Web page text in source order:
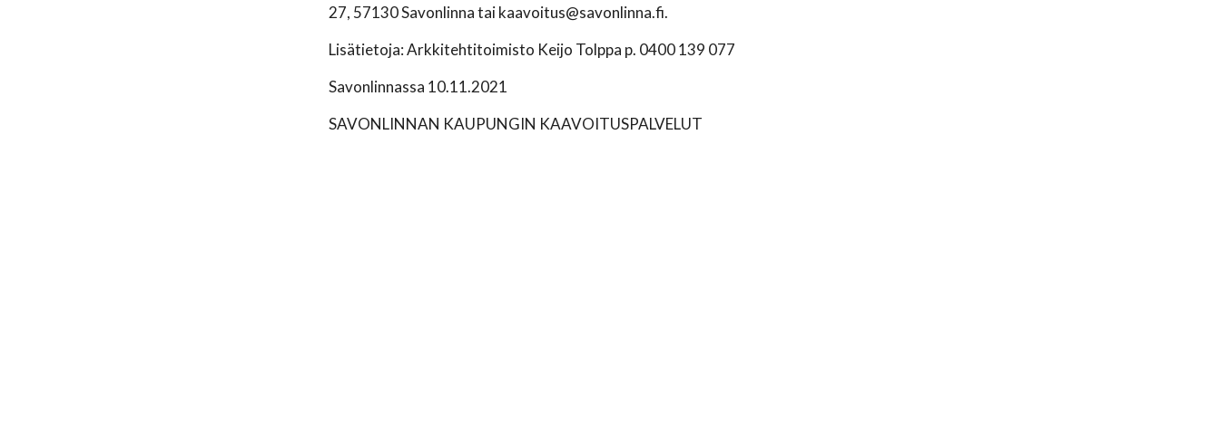
27, 57130 Savonlinna tai kaavoitus@savonlinna.fi.
Lisätietoja: Arkkitehtitoimisto Keijo Tolppa p. 0400 139 077
Savonlinnassa 10.11.2021
SAVONLINNAN KAUPUNGIN KAAVOITUSPALVELUT